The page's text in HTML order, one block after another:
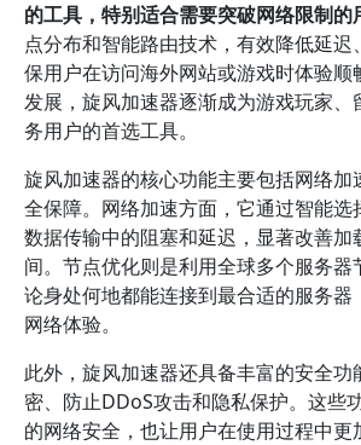
的工具，特别适合需要突破网络限制的
点分布和智能路由技术，有效降低延迟
保用户在访问海外网站或游戏时体验顺
发展，旋风加速器逐渐成为游戏玩家、
务用户的首选工具。
旋风加速器的核心功能主要包括网络加
全保障。网络加速方面，它通过智能选
数据传输中的阻塞和延迟，显著改善加
间。节点优化则是利用全球多个服务器
论身处何地都能连接到最合适的服务器
网络体验。
此外，旋风加速器还具备丰富的安全功
密、防止DDoS攻击和隐私保护。这些
的网络安全，也让用户在使用过程中